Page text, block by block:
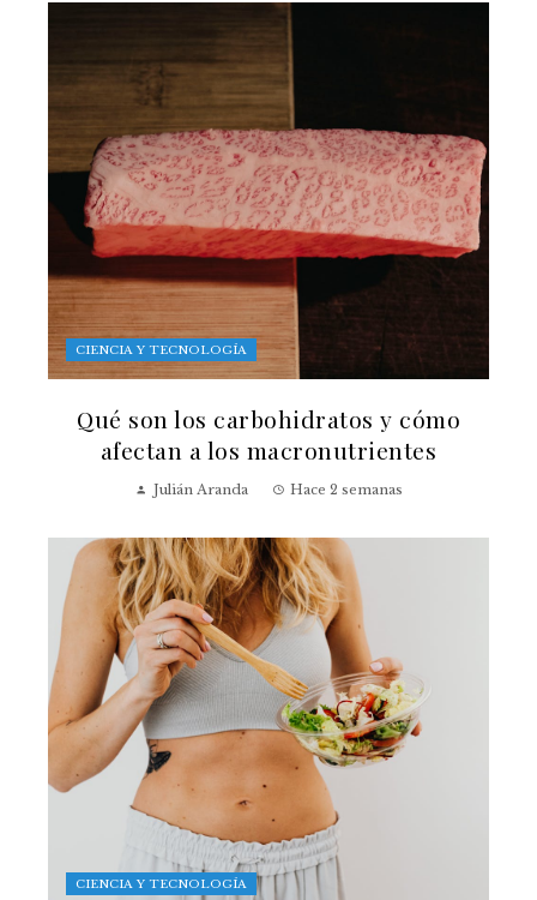
CIENCIA Y TECNOLOGÍA
Qué son los carbohidratos y cómo
afectan a los macronutrientes
Julián Aranda Hace 2 semanas
CIENCIA Y TECNOLOGÍA